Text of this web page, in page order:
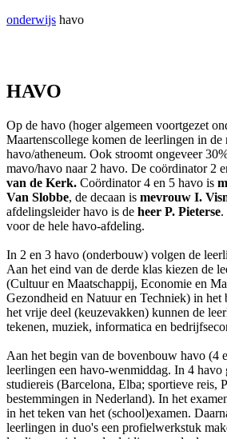
onderwijs havo
HAVO
Op de havo (hoger algemeen voortgezet
Maartenscollege komen de leerlingen in
havo/atheneum. Ook stroomt ongeveer
mavo/havo naar 2 havo. De coördinator 2
van de Kerk. Coördinator 4 en 5 havo is
Van Slobbe, de decaan is mevrouw I.
afdelingsleider havo is de heer P. Pieterse.
voor de hele havo-afdeling.
In 2 en 3 havo (onderbouw) volgen de
Aan het eind van de derde klas kiezen de
(Cultuur en Maatschappij, Economie en
Gezondheid en Natuur en Techniek) in het
het vrije deel (keuzevakken) kunnen de
tekenen, muziek, informatica en
Aan het begin van de bovenbouw havo (4
leerlingen een havo-wenmiddag. In 4 havo
studiereis (Barcelona, Elba; sportieve reis,
bestemmingen in Nederland). In het
in het teken van het (school)examen.
leerlingen in duo's een profielwerkstuk